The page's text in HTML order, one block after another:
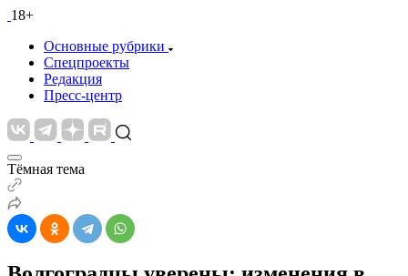
18+
Основные рубрики
Спецпроекты
Редакция
Пресс-центр
Тёмная тема